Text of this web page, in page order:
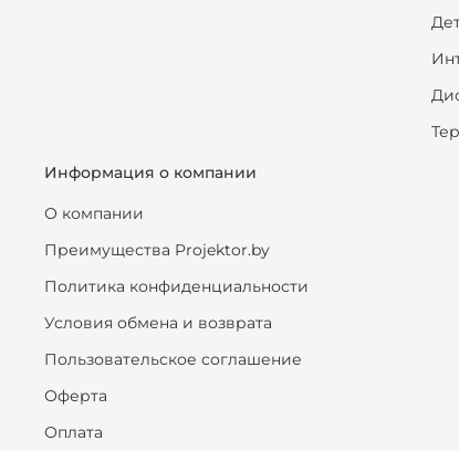
Информация о компании
О компании
Преимущества Projektor.by
Политика конфиденциальности
Условия обмена и возврата
Пользовательское соглашение
Оферта
Оплата